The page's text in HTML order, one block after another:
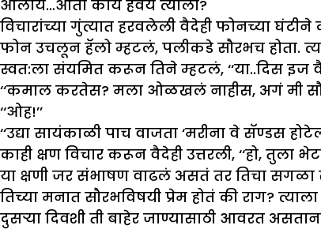
आलाय…आता काय हवंय त्याला?
विचारांच्या गुंत्यात हरवलेली वैदेही फोनच्या
फोन उचलून हॅलो म्हटलं, पलीकडे सौरभच होता.
स्वत:ला संयमित करून तिने म्हटलं, ‘‘या..दिस इज
‘‘कमाल करतेस? मला ओळखलं नाहीस, अगं मी
‘‘ओह!’’
‘‘उद्या सायंकाळी पाच वाजता ‘मरीना वे सॅण्डस
काही क्षण विचार करून वैदेही उत्तरली, ‘‘हो, तुला
या क्षणी जर संभाषण वाढलं असतं तर तिचा
तिच्या मनात सौरभविषयी प्रेम होतं की राग?
दुसऱ्या दिवशी ती बाहेर जाण्यासाठी आवरत